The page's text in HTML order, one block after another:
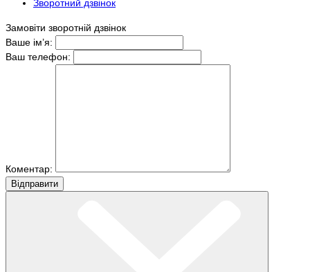
Зворотний дзвінок
Замовіти зворотній дзвінок
Ваше ім’я:
Ваш телефон:
Коментар:
Вiдправити